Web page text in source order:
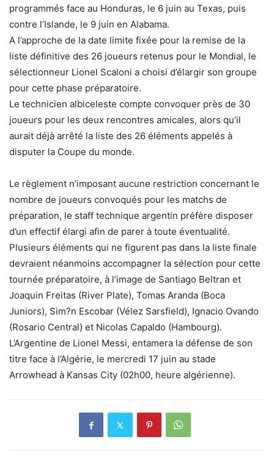
programmés face au Honduras, le 6 juin au Texas, puis
contre l’Islande, le 9 juin en Alabama.
A l’approche de la date limite fixée pour la remise de la
liste définitive des 26 joueurs retenus pour le Mondial, le
sélectionneur Lionel Scaloni a choisi d’élargir son groupe
pour cette phase préparatoire.
Le technicien albiceleste compte convoquer près de 30
joueurs pour les deux rencontres amicales, alors qu’il
aurait déjà arrêté la liste des 26 éléments appelés à
disputer la Coupe du monde.
Le règlement n’imposant aucune restriction concernant le
nombre de joueurs convoqués pour les matchs de
préparation, le staff technique argentin préfère disposer
d’un effectif élargi afin de parer à toute éventualité.
Plusieurs éléments qui ne figurent pas dans la liste finale
devraient néanmoins accompagner la sélection pour cette
tournée préparatoire, à l’image de Santiago Beltran et
Joaquin Freitas (River Plate), Tomas Aranda (Boca
Juniors), Sim?n Escobar (Vélez Sarsfield), Ignacio Ovando
(Rosario Central) et Nicolas Capaldo (Hambourg).
L’Argentine de Lionel Messi, entamera la défense de son
titre face à l’Algérie, le mercredi 17 juin au stade
Arrowhead à Kansas City (02h00, heure algérienne).